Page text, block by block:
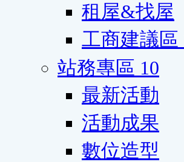
租屋&找屋
工商建議區
站務專區 10
最新活動
活動成果
數位造型